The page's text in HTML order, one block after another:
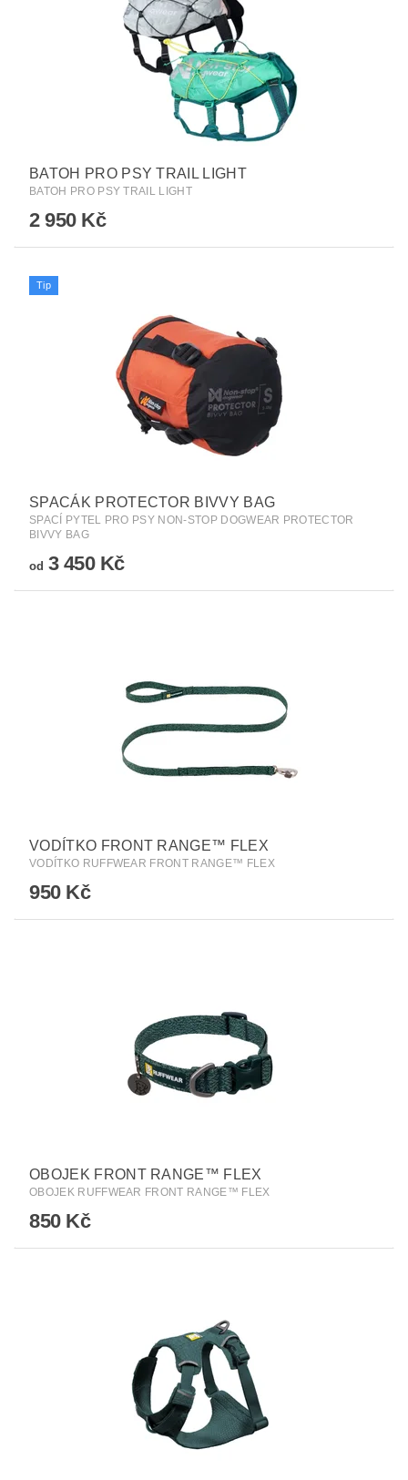
BATOH PRO PSY TRAIL LIGHT
BATOH PRO PSY TRAIL LIGHT
2 950 Kč
Tip
SPACÁK PROTECTOR BIVVY BAG
SPACÍ PYTEL PRO PSY NON-STOP DOGWEAR PROTECTOR
BIVVY BAG
od 3 450 Kč
VODÍTKO FRONT RANGE™ FLEX
VODÍTKO RUFFWEAR FRONT RANGE™ FLEX
950 Kč
OBOJEK FRONT RANGE™ FLEX
OBOJEK RUFFWEAR FRONT RANGE™ FLEX
850 Kč